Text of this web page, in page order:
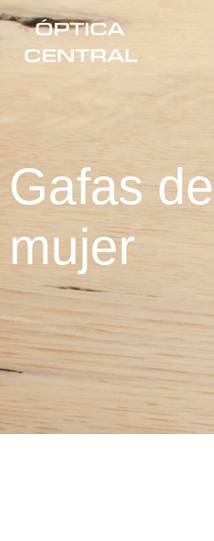
Gafas
mujer